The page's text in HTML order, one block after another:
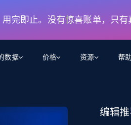
完即止。没有惊喜账单，只有
数据 价格 资源 帮
编辑